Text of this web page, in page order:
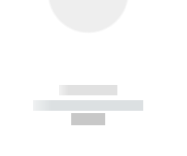
------------
----------- -----------